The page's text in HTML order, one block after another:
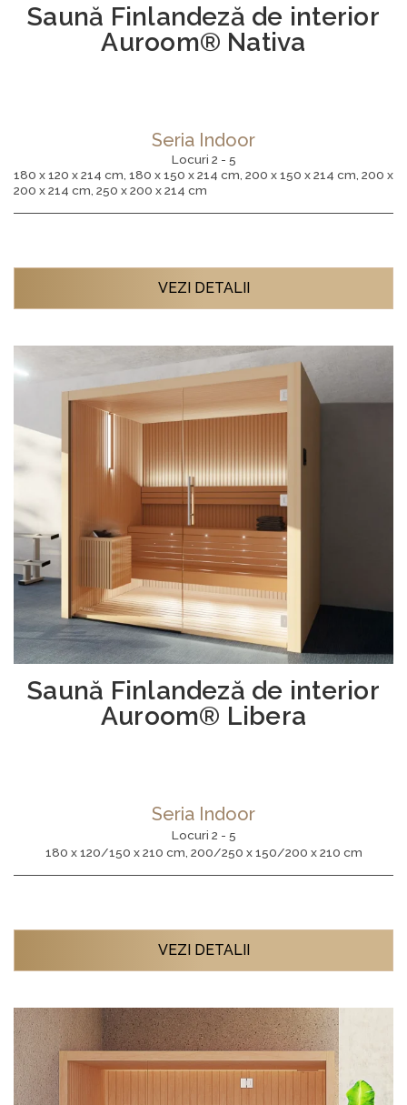
Saună Finlandeză de interior
Auroom® Nativa
Seria Indoor
Locuri 2 - 5
180 x 120 x 214 cm, 180 x 150 x 214 cm, 200 x 150 x 214 cm, 200 x
200 x 214 cm, 250 x 200 x 214 cm
VEZI DETALII
Saună Finlandeză de interior
Auroom® Libera
Seria Indoor
Locuri 2 - 5
180 x 120/150 x 210 cm, 200/250 x 150/200 x 210 cm
VEZI DETALII